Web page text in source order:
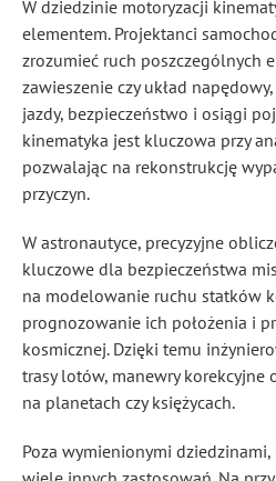
W dziedzinie motoryzacji
elementem. Projektanci
zrozumieć ruch poszczególnych
zawieszenie czy układ
jazdy, bezpieczeństwo i osiągi
kinematyka jest kluczowa przy
pozwalając na rekonstrukcję
przyczyn.
W astronautyce, precyzyjne
kluczowe dla bezpieczeństwa
na modelowanie ruchu statków
prognozowanie ich położenia i
kosmicznej. Dzięki temu
trasy lotów, manewry
na planetach czy księżycach.
Poza wymienionymi